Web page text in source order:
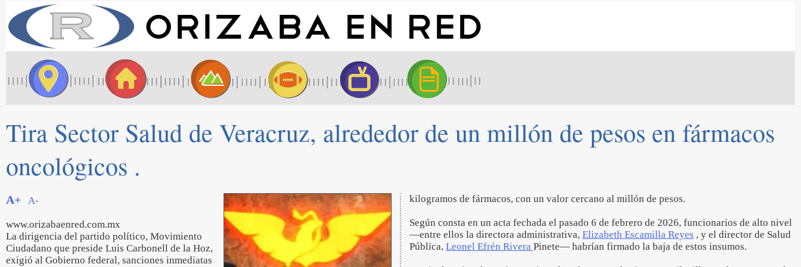
Tira Sector Salud de Veracruz, alrededor de un millón de pesos en fármacos
oncológicos .
A+ A-
www.orizabaenred.com.mx
La dirigencia del partido político, Movimiento
Ciudadano que preside Luis Carbonell de la Hoz,
exigió al Gobierno federal, sanciones inmediatas
kilogramos de fármacos, con un valor cercano al millón de pesos.
Según consta en un acta fechada el pasado 6 de febrero de 2026, funcionarios de alto nivel
—entre ellos la directora administrativa, Elizabeth Escamilla Reyes , y el director de Salud
Pública, Leonel Efrén Rivera Pinete— habrían firmado la baja de estos insumos.